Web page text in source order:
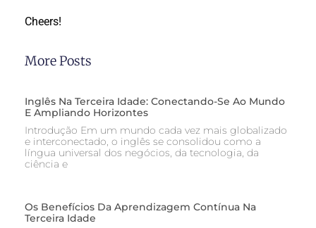
Cheers!
More Posts
Inglês Na Terceira Idade: Conectando-Se Ao Mundo
E Ampliando Horizontes
Introdução Em um mundo cada vez mais globalizado
e interconectado, o inglês se consolidou como a
língua universal dos negócios, da tecnologia, da
ciência e
Os Benefícios Da Aprendizagem Contínua Na
Terceira Idade